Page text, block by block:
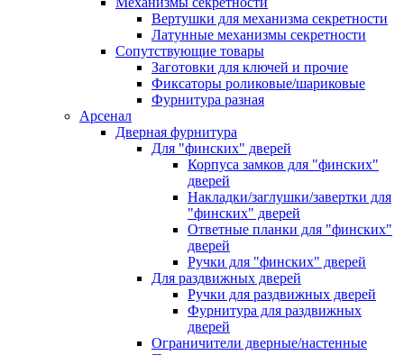
Вертушки для механизма секретности
Латунные механизмы секретности
Сопутствующие товары
Заготовки для ключей и прочие
Фиксаторы роликовые/шариковые
Фурнитура разная
Арсенал
Дверная фурнитура
Для "финских" дверей
Корпуса замков для "финских"
дверей
Накладки/заглушки/завертки для
"финских" дверей
Ответные планки для "финских"
дверей
Ручки для "финских" дверей
Для раздвижных дверей
Ручки для раздвижных дверей
Фурнитура для раздвижных
дверей
Ограничители дверные/настенные